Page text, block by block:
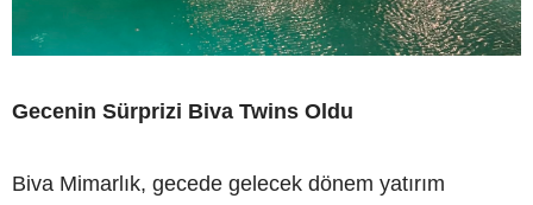
Gecenin Sürprizi Biva Twins Oldu
Biva Mimarlık, gecede gelecek dönem yatırım